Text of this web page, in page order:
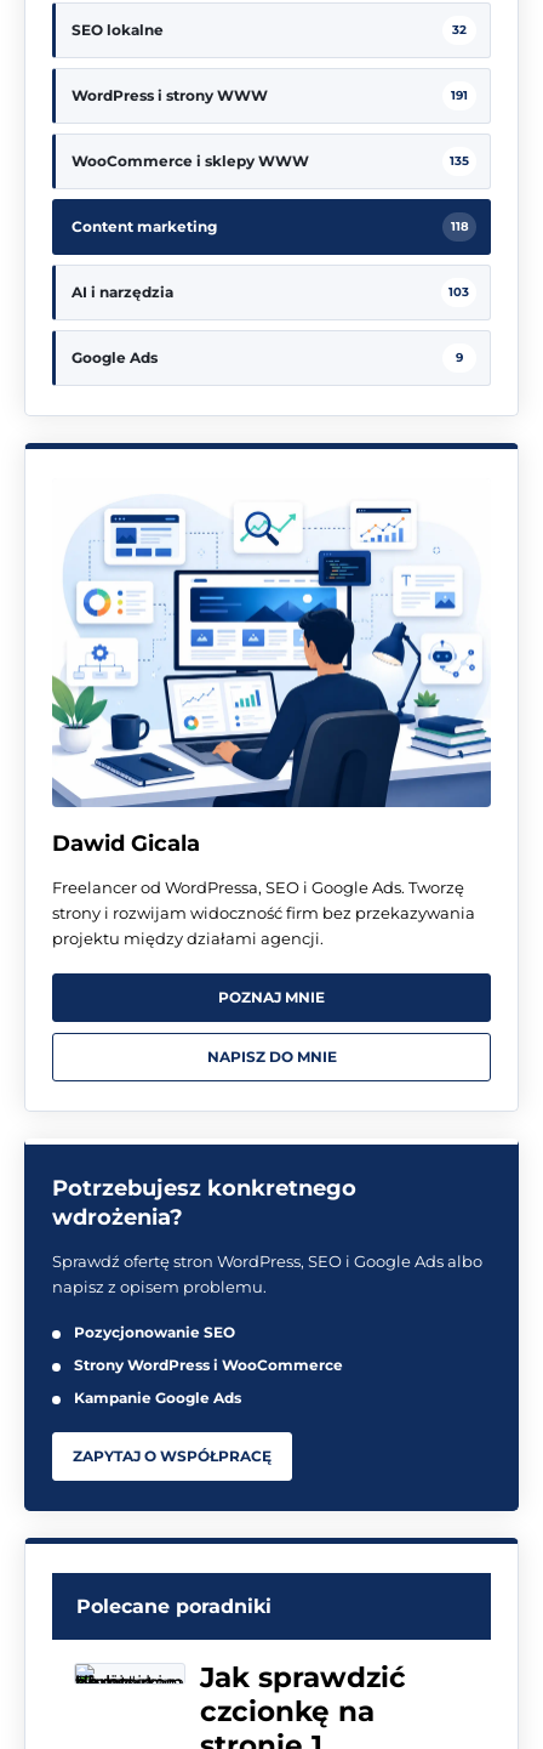
SEO lokalne 32
WordPress i strony WWW 191
WooCommerce i sklepy WWW 135
Content marketing 118
AI i narzędzia 103
Google Ads 9
Dawid Gicala
Freelancer od WordPressa, SEO i Google Ads. Tworzę
strony i rozwijam widoczność firm bez przekazywania
projektu między działami agencji.
POZNAJ MNIE
NAPISZ DO MNIE
Potrzebujesz konkretnego
wdrożenia?
Sprawdź ofertę stron WordPress, SEO i Google Ads albo
napisz z opisem problemu.
Pozycjonowanie SEO
Strony WordPress i WooCommerce
Kampanie Google Ads
ZAPYTAJ O WSPÓŁPRACĘ
Polecane poradniki
Jak sprawdzić
czcionkę na